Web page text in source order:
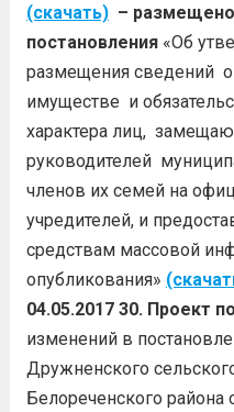
(скачать)– размещено
постановления«Об
размещения сведений о
имуществе и
характера лиц,
руководителей
членов их семей на
учредителей, и
средствам массовой
опубликования»
04.05.2017 30. Проект
изменений в
Дружненского
Белореченского района